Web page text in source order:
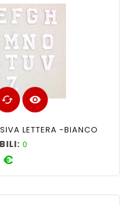
cached visibility
LETTERA -BIANCO
0
€Prezzo